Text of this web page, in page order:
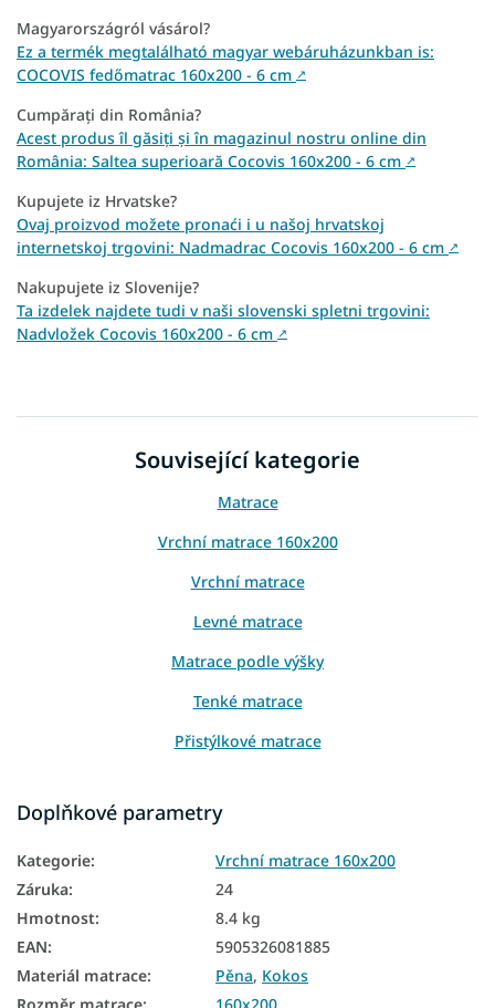
Magyarországról vásárol?
Ez a termék megtalálható magyar webáruházunkban is:
COCOVIS fedőmatrac 160x200 - 6 cm ↗
Cumpărați din România?
Acest produs îl găsiți și în magazinul nostru online din
România: Saltea superioară Cocovis 160x200 - 6 cm ↗
Kupujete iz Hrvatske?
Ovaj proizvod možete pronaći i u našoj hrvatskoj
internetskoj trgovini: Nadmadrac Cocovis 160x200 - 6 cm ↗
Nakupujete iz Slovenije?
Ta izdelek najdete tudi v naši slovenski spletni trgovini:
Nadvložek Cocovis 160x200 - 6 cm ↗
Související kategorie
Matrace
Vrchní matrace 160x200
Vrchní matrace
Levné matrace
Matrace podle výšky
Tenké matrace
Přistýlkové matrace
Matrace na gauč
Matrace na válendu
Levné matrace 160x200
Tenké matrace 160x200
Vrchní matrace tvrdé
Doplňkové parametry
Kategorie:
Vrchní matrace 160x200
Záruka:
24
Hmotnost:
8.4 kg
EAN:
5905326081885
Materiál matrace: Pěna, Kokos